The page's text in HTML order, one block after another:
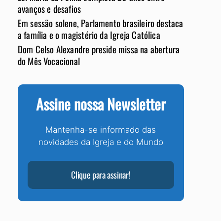
avanços e desafios
Em sessão solene, Parlamento brasileiro destaca
a família e o magistério da Igreja Católica
Dom Celso Alexandre preside missa na abertura
do Mês Vocacional
Assine nossa Newsletter
Mantenha-se informado das
novidades da Igreja e do Mundo
Clique para assinar!